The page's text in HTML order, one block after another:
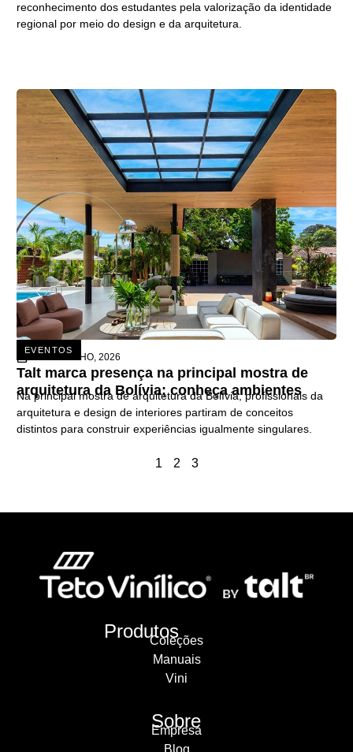
reconhecimento dos estudantes pela valorização da identidade
regional por meio do design e da arquitetura.
EVENTOS
26 DE JUNHO, 2026
Talt marca presença na principal mostra de
arquitetura da Bolívia; conheça ambientes
Na principal mostra de arquitetura da Bolívia, profissionais da
arquitetura e design de interiores partiram de conceitos
distintos para construir experiências igualmente singulares.
1 2 3
Produtos
Coleções
Manuais
Vini
Sobre
Empresa